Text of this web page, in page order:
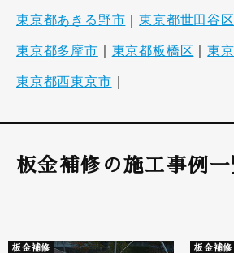
東京都あきる野市 ｜東京都世田谷区
東京都多摩市 東京都板橋区 ｜東
東京都西東京市
板金補修の施工事例一
板金補修 板金補修